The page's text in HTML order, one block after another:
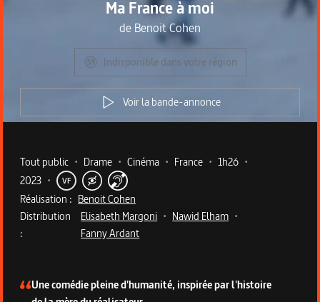
Ma France à moi
de Benoit Cohen
Indisponible dans votre région
Voir la bande-annonce
Metadata du programme
Tout public • Drame • Cinéma • France • 1h26 •
2023 • VF
Réalisation : Benoit Cohen
Distribution
:
Elisabeth Margoni • Nawid Elham •
Fanny Ardant
Une comédie pleine d'humanité, inspirée par l'histoire